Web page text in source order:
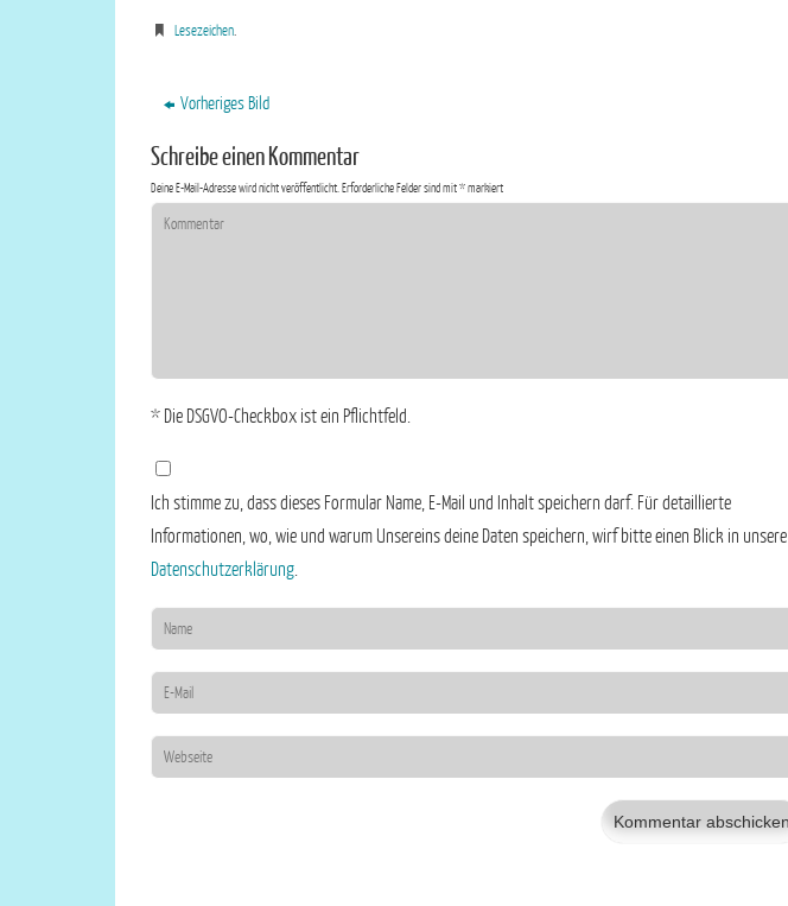
Lesezeichen.
Vorheriges Bild
Schreibe einen Kommentar
Deine E-Mail-Adresse wird nicht veröffentlicht. Erforderliche Felder sind mit*markiert
* Die DSGVO-Checkbox ist ein Pflichtfeld.
Ich stimme zu, dass dieses Formular Name, E-Mail und Inhalt speichern darf. Für detaillierte
Informationen, wo, wie und warum Unsereins deine Daten speichern, wirf bitte einen Blick in unsere
Datenschutzerklärung.